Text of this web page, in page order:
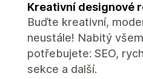
Kreativní designové
Buďte kreativní,
neustále! Nabitý
potřebujete: SEO,
sekce a další.